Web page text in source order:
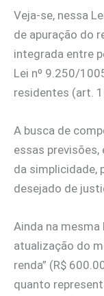
Veja-se, nessa
de apuração do
integrada entre
Lei nº 9.250/
residentes (art.
A busca de
essas
da simplicidade,
desejado de
Ainda na
atualização do
renda” (R$
quanto